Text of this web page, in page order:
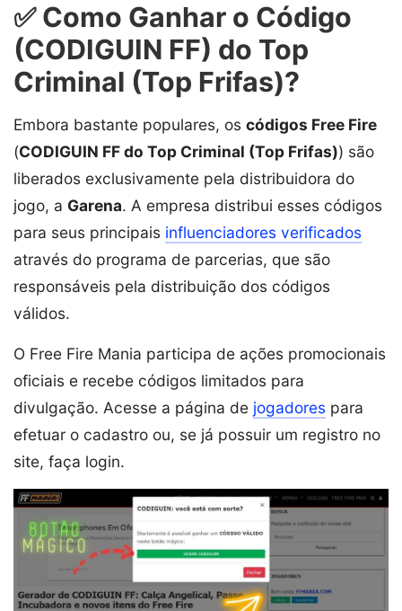
✅ Como Ganhar o Código
(CODIGUIN FF) do Top
Criminal (Top Frifas)?
Embora bastante populares, os códigos Free Fire
(CODIGUIN FF do Top Criminal (Top Frifas)) são
liberados exclusivamente pela distribuidora do
jogo, a Garena. A empresa distribui esses códigos
para seus principais influenciadores verificados
através do programa de parcerias, que são
responsáveis pela distribuição dos códigos
válidos.
O Free Fire Mania participa de ações promocionais
oficiais e recebe códigos limitados para
divulgação. Acesse a página de jogadores para
efetuar o cadastro ou, se já possuir um registro no
site, faça login.